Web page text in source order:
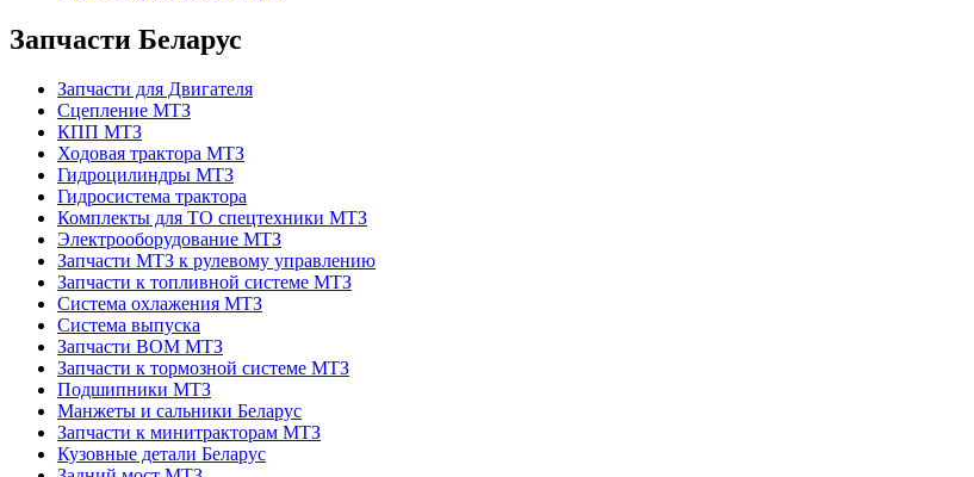
Запчасти Беларус
Запчасти для Двигателя
Сцепление МТЗ
КПП МТЗ
Ходовая трактора МТЗ
Гидроцилиндры МТЗ
Гидросистема трактора
Комплекты для ТО спецтехники МТЗ
Электрооборудование МТЗ
Запчасти МТЗ к рулевому управлению
Запчасти к топливной системе МТЗ
Система охлажения МТЗ
Система выпуска
Запчасти ВОМ МТЗ
Запчасти к тормозной системе МТЗ
Подшипники МТЗ
Манжеты и сальники Беларус
Запчасти к минитракторам МТЗ
Кузовные детали Беларус